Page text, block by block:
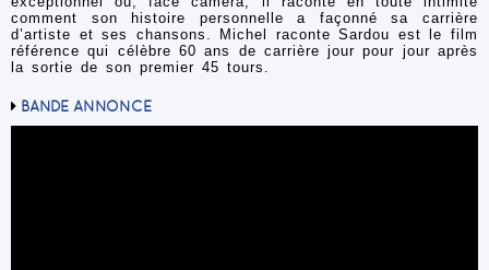
comment son histoire personnelle a façonné sa carrière
d’artiste et ses chansons. Michel raconte Sardou est le film
référence qui célèbre 60 ans de carrière jour pour jour après
la sortie de son premier 45 tours.
BANDE ANNONCE